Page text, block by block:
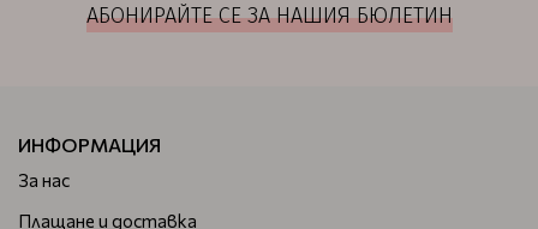
АБОНИРАЙТЕ СЕ ЗА НАШИЯ БЮЛЕТИН
ИНФОРМАЦИЯ
За нас
Плащане и доставка